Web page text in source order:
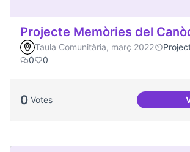
Projecte Memòries del
Taula Comunitària, març 2022
0
0
0 Votes